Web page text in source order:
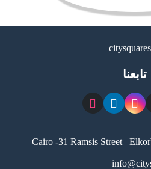
تابعنا
Cairo -31 Ramsis Street